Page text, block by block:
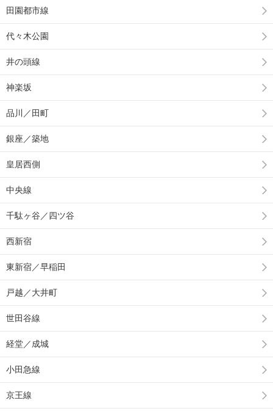
田園都市線
代々木公園
井の頭線
神楽坂
品川／田町
銀座／築地
皇居西側
中央線
千駄ヶ谷／四ツ谷
西新宿
東新宿／早稲田
戸越／大井町
世田谷線
経堂／成城
小田急線
京王線